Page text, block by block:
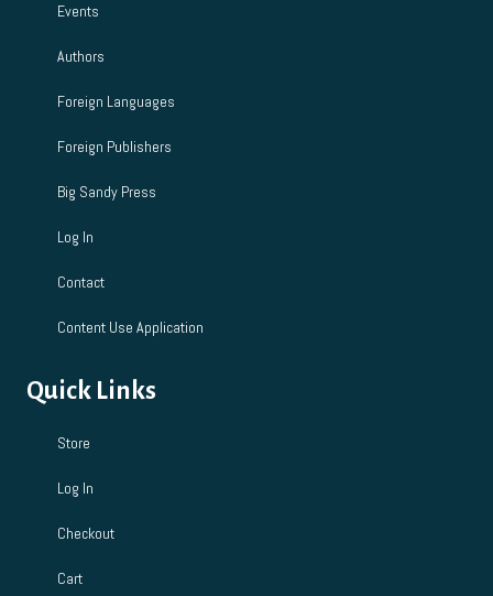
Events
Authors
Foreign Languages
Foreign Publishers
Big Sandy Press
Log In
Contact
Content Use Application
Quick Links
Store
Log In
Checkout
Cart